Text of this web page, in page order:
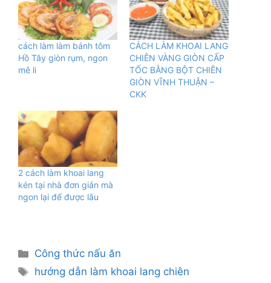
cách làm làm bánh tôm
Hồ Tây giòn rụm, ngon
mê li
CÁCH LÀM KHOAI LANG
CHIÊN VÀNG GIÒN CẤP
TỐC BẰNG BỘT CHIÊN
GIÒN VĨNH THUẬN –
CKK
2 cách làm khoai lang
kén tại nhà đơn giản mà
ngon lại để được lâu
Danh
mục
Công thức nấu ăn
Thẻ
hướng dẫn làm khoai lang chiên